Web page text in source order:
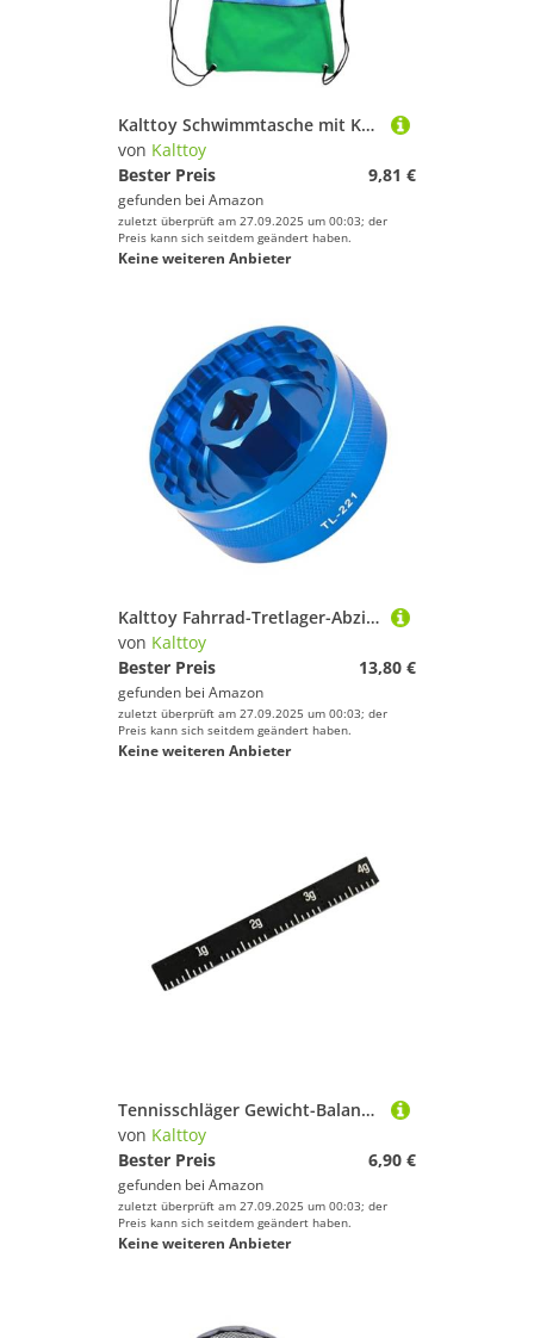
Kalttoy Schwimmtasche mit Kordelzug, Sporttasche für Schwimmen, Strand, Tauchen, Reisen, Fitnessstudio
von Kalttoy
Bester Preis
9,81 €
gefunden bei Amazon
zuletzt überprüft am 27.09.2025 um 00:03; der
Preis kann sich seitdem geändert haben.
Keine weiteren Anbieter
Kalttoy Fahrrad-Tretlager-Abzieher für Fahrräder, Tretlager, Stecknüsse, Werkzeug
von Kalttoy
Bester Preis
13,80 €
gefunden bei Amazon
zuletzt überprüft am 27.09.2025 um 00:03; der
Preis kann sich seitdem geändert haben.
Keine weiteren Anbieter
Tennisschläger Gewicht-Balance-Streifen, Tennisband, selbstklebendes Schlägergewichtsband
von Kalttoy
Bester Preis
6,90 €
gefunden bei Amazon
zuletzt überprüft am 27.09.2025 um 00:03; der
Preis kann sich seitdem geändert haben.
Keine weiteren Anbieter